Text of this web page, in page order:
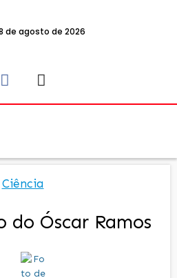
de agosto de 2026
Ciência
do Óscar Ramos